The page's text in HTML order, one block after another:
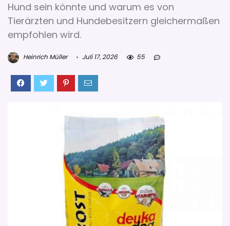
Hund sein könnte und warum es von
Tierärzten und Hundebesitzern gleichermaßen
empfohlen wird.
Heinrich Müller Juli 17, 2026 55